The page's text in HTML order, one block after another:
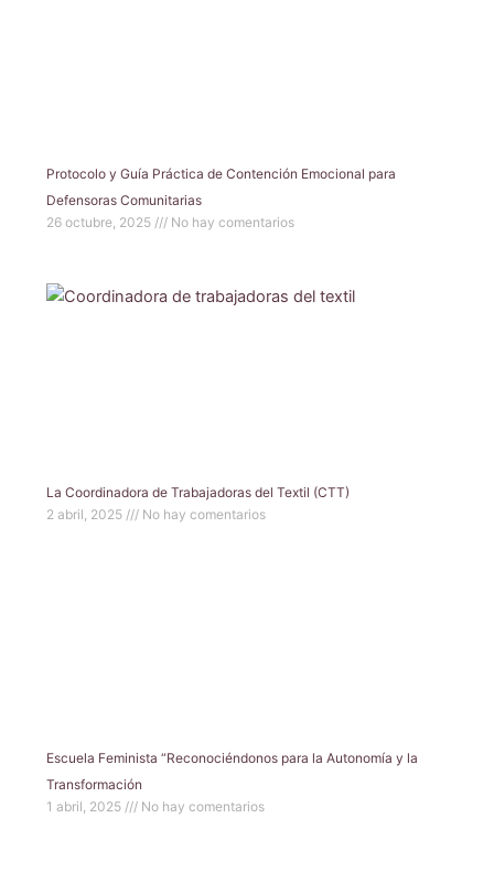
Protocolo y Guía Práctica de Contención Emocional para
Defensoras Comunitarias
26 octubre, 2025
No hay comentarios
La Coordinadora de Trabajadoras del Textil (CTT)
2 abril, 2025
No hay comentarios
Escuela Feminista “Reconociéndonos para la Autonomía y la
Transformación
1 abril, 2025
No hay comentarios